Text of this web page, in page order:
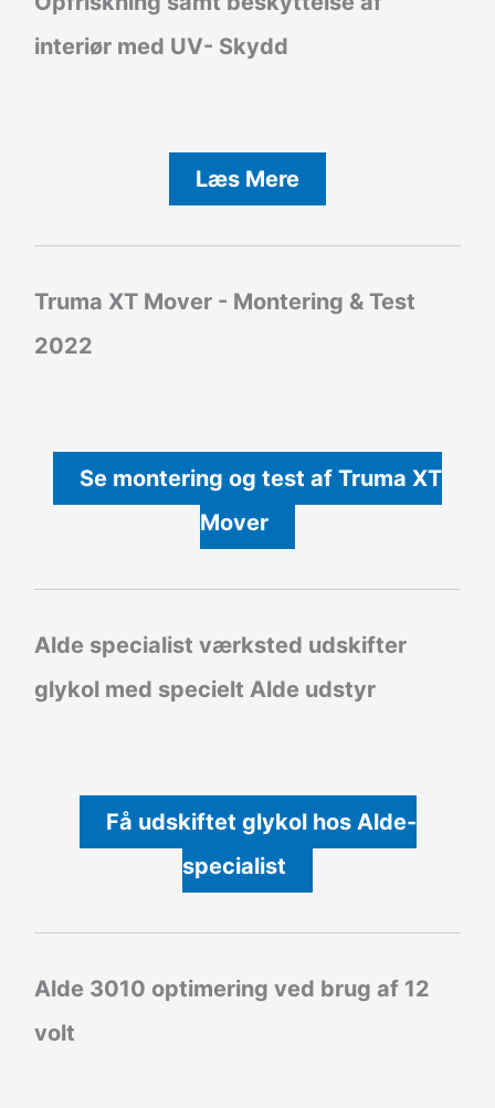
interiør med UV- Skydd
Læs Mere
Truma XT Mover - Montering & Test
2022
Se montering og test af Truma XT
Mover
Alde specialist værksted udskifter
glykol med specielt Alde udstyr
Få udskiftet glykol hos Alde-
specialist
Alde 3010 optimering ved brug af 12
volt